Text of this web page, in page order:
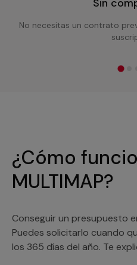
No necesitas un contrato
¿Cómo
MULTIMAP?
Conseguir un presupuesto
Puedes solicitarlo cuando
los 365 días del año. Te